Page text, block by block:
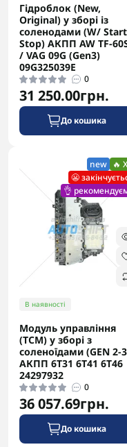
Гідроблок (New,
Original) у зборі із
соленодами (W/
Stop) АКПП AW TF-
/ VAG 09G (Gen3)
09G325039E
0
31 250.00грн.
До кошика
new 🔥
😬
👌
В наявності
Модуль управління
(TCM) у зборі з
соленоїдами (GEN 2-
АКПП 6T31 6T41 6T46
24297932
0
36 057.69грн.
До кошика